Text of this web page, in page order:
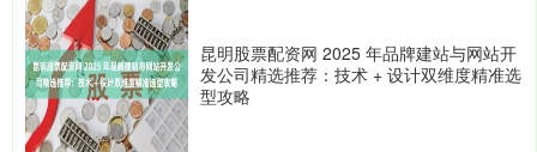
昆明股票配资网 2025 年品牌建站与网站开
发公司精选推荐：技术 + 设计双维度精准选
型攻略